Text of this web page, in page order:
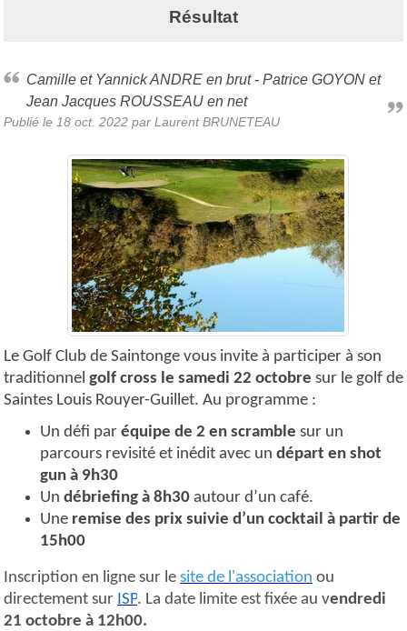
Résultat
Camille et Yannick ANDRE en brut - Patrice GOYON et
Jean Jacques ROUSSEAU en net
Publié le 18 oct. 2022 par Laurent BRUNETEAU
Le Golf Club de Saintonge vous invite à participer à son
traditionnel golf cross le samedi 22 octobre sur le golf de
Saintes Louis Rouyer-Guillet. Au programme :
Un défi par équipe de 2 en scramble sur un
parcours revisité et inédit avec un départ en shot
gun à 9h30
Un débriefing à 8h30 autour d’un café.
Une remise des prix suivie d’un cocktail à partir de
15h00
Inscription en ligne sur le site de l'association ou
directement sur ISP. La date limite est fixée au vendredi
21 octobre à 12h00.